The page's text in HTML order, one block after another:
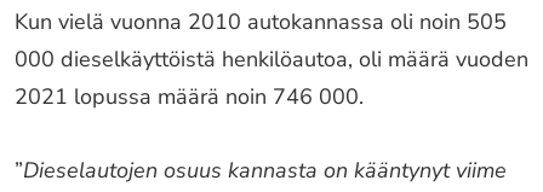
Kun vielä vuonna 2010 autokannassa oli noin 505
000 dieselkäyttöistä henkilöautoa, oli määrä vuoden
2021 lopussa määrä noin 746 000.
”Dieselautojen osuus kannasta on kääntynyt viime